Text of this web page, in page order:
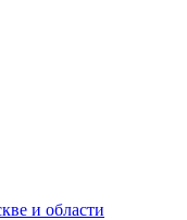
и области